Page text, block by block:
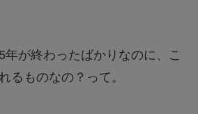
が終わったばかりなのに、こ
るものなの？って。